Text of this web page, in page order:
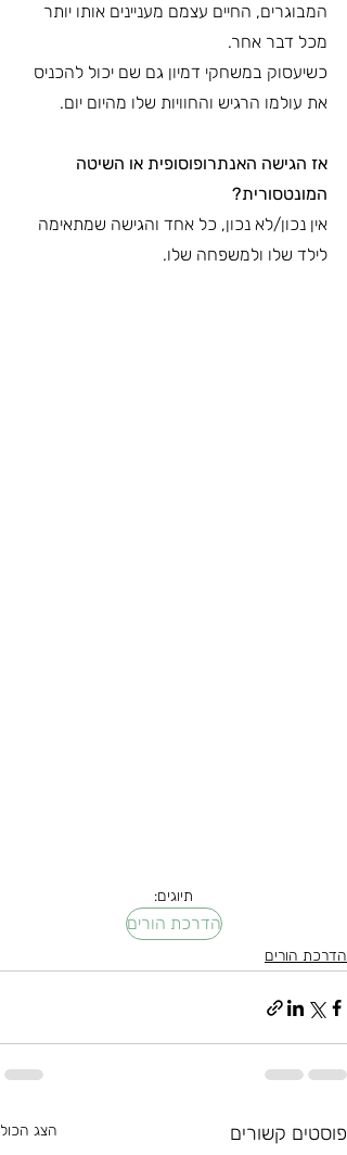
המבוגרים, החיים עצמם מעניינים אותו יותר
מכל דבר אחר.
כשיעסוק במשחקי דמיון גם שם יכול להכניס
את עולמו הרגיש והחוויות שלו מהיום יום.
אז הגישה האנתרופוסופית או השיטה
המונטסורית?
אין נכון/לא נכון, כל אחד והגישה שמתאימה
לילד שלו ולמשפחה שלו.
תיוגים:
הדרכת הורים
הדרכת הורים
פוסטים קשורים הצג הכול